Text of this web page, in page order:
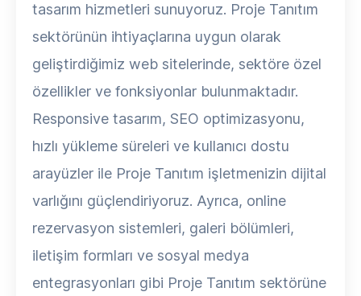
tasarım hizmetleri sunuyoruz. Proje Tanıtım
sektörünün ihtiyaçlarına uygun olarak
geliştirdiğimiz web sitelerinde, sektöre özel
özellikler ve fonksiyonlar bulunmaktadır.
Responsive tasarım, SEO optimizasyonu,
hızlı yükleme süreleri ve kullanıcı dostu
arayüzler ile Proje Tanıtım işletmenizin dijital
varlığını güçlendiriyoruz. Ayrıca, online
rezervasyon sistemleri, galeri bölümleri,
iletişim formları ve sosyal medya
entegrasyonları gibi Proje Tanıtım sektörüne